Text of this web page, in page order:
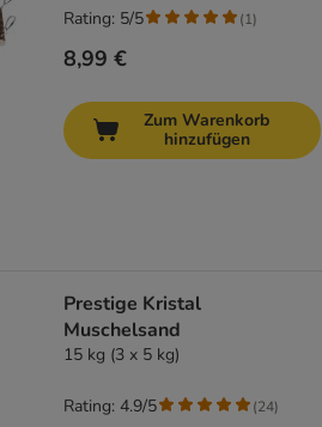
8,99 €
Rating: 5/5 (1)
Zum Warenkorb
hinzufügen
Prestige Kristal
Muschelsand
15 kg (3 x 5 kg)
Rating: 4.9/5 (24)